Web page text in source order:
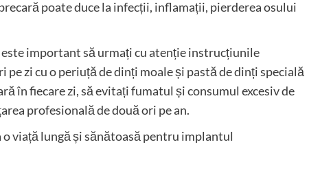
poate duce la infecții, inflamații, pierderea osului
important să urmați cu atenție instrucțiunile
zi cu o periuță de dinți moale și pastă de dinți specială
în fiecare zi, să evitați fumatul și consumul excesiv de
profesională de două ori pe an.
viață lungă și sănătoasă pentru implantul